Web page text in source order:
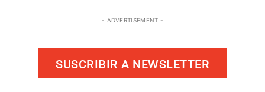
- ADVERTISEMENT -
SUSCRIBIR A NEWSLETTER